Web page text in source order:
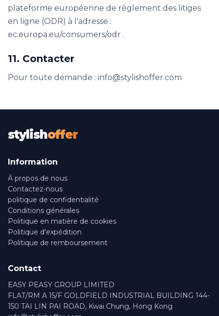
plateforme européenne de règlement des litiges
en ligne (ODR) à l'adresse :
ec.europa.eu/consumers/odr .
11. Contacter
Pour toute demande : info@stylishoffer.com
stylishoffer
Information
À propos de nous
Contactez-nous
politique de confidentialité
Conditions générales
Politique en matière de cookies
Politique d'expédition
Politique de remboursement
Contact
EASY PEASY GROUP LIMITED
FLAT/RM A 15/F GOLDFIELD INDUSTRIAL BUILDING 144-
150 TAI LIN PAI ROAD, Kwai Chung, Hong Kong